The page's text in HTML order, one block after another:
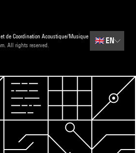
de Coordination Acoustique/Musique
All rights reserved.
🇬🇧 EN